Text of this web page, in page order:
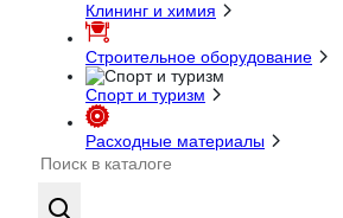
Клининг и химия
Строительное оборудование
Спорт и туризм
Расходные материалы